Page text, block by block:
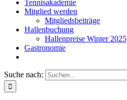
Tennisakademie
Mitglied werden
Mitgliedsbeiträge
Hallenbuchung
Hallenpreise Winter 2025
Gastronomie
Suche nach: